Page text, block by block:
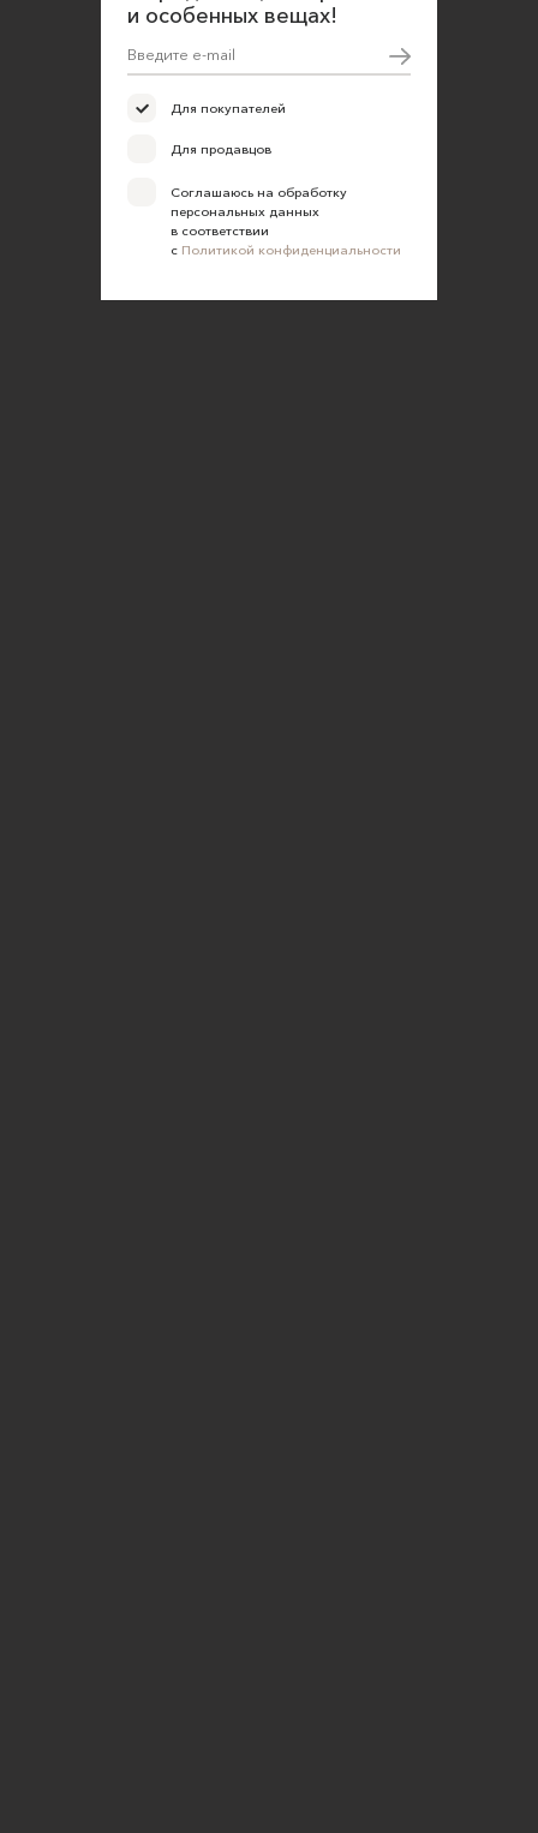
и особенных вещах!
Для покупателей
Для продавцов
Соглашаюсь на обработку
персональных данных
в соответствии
с Политикой конфиденциальности